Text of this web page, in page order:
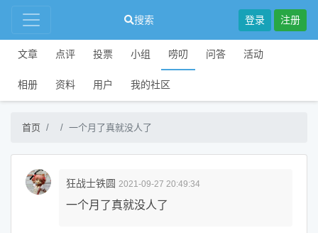
搜索 登录 注册
文章 点评 投票 小组 唠叨 问答 活动
相册 资料 用户 我的社区
首页 一个月了真就没人了
狂战士铁圆 2021-09-27 20:49:34
一个月了真就没人了